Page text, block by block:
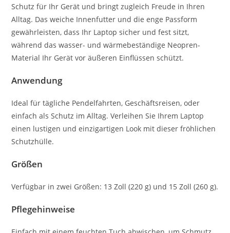
Schutz für Ihr Gerät und bringt zugleich Freude in Ihren
Alltag. Das weiche Innenfutter und die enge Passform
gewährleisten, dass Ihr Laptop sicher und fest sitzt,
während das wasser- und wärmebeständige Neopren-
Material Ihr Gerät vor äußeren Einflüssen schützt.
Anwendung
Ideal für tägliche Pendelfahrten, Geschäftsreisen, oder
einfach als Schutz im Alltag. Verleihen Sie Ihrem Laptop
einen lustigen und einzigartigen Look mit dieser fröhlichen
Schutzhülle.
Größen
Verfügbar in zwei Größen: 13 Zoll (220 g) und 15 Zoll (260 g).
Pflegehinweise